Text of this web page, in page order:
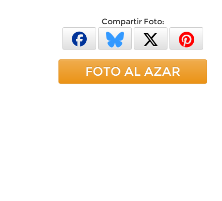
Compartir Foto:
FOTO AL AZAR